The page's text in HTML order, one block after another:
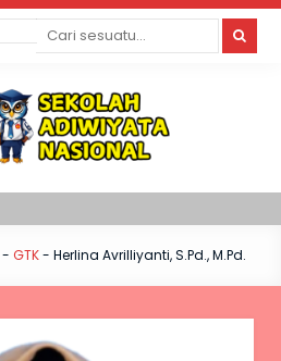
- GTK- Herlina Avrilliyanti, S.Pd., M.Pd.